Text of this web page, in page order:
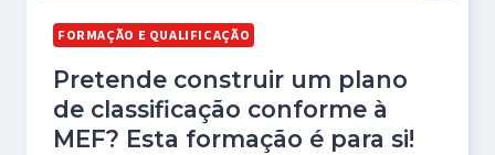
FORMAÇÃO E QUALIFICAÇÃO
Pretende construir um plano
de classificação conforme à
MEF? Esta formação é para si!